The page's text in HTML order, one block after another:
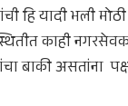
हि यादी भली
काही
बाकी असतांना